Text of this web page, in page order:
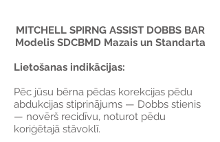
MITCHELL SPIRNG ASSIST DOBBS BAR
Modelis SDCBMD Mazais un Standarta
Lietošanas indikācijas:
Pēc jūsu bērna pēdas korekcijas pēdu
abdukcijas stiprinājums — Dobbs stienis
— novērš recidīvu, noturot pēdu
koriģētajā stāvoklī.